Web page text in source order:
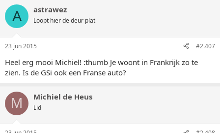
A astrawez
Loopt hier de deur plat
23 jun 2015 #2.407
Heel erg mooi Michiel! :thumb Je woont in Frankrijk zo te
zien. Is de GSi ook een Franse auto?
M Michiel de Heus
Lid